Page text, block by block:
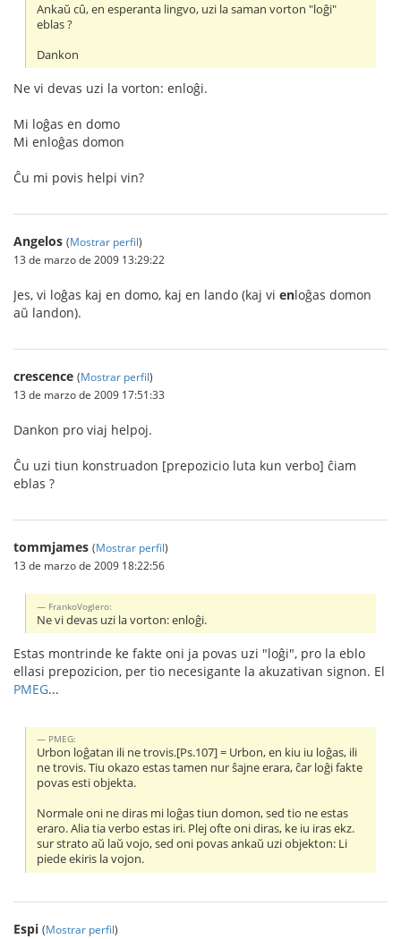
Ankaŭ cû, en esperanta lingvo, uzi la saman vorton "loĝi"
eblas ?
Dankon
Ne vi devas uzi la vorton: enloĝi.
Mi loĝas en domo
Mi enloĝas domon
Ĉu mi povis helpi vin?
Angelos (Mostrar perfil)
13 de marzo de 2009 13:29:22
Jes, vi loĝas kaj en domo, kaj en lando (kaj vi enloĝas domon
aŭ landon).
crescence (Mostrar perfil)
13 de marzo de 2009 17:51:33
Dankon pro viaj helpoj.
Ĉu uzi tiun konstruadon [prepozicio luta kun verbo] ĉiam
eblas ?
tommjames (Mostrar perfil)
13 de marzo de 2009 18:22:56
FrankoVoglero:
Ne vi devas uzi la vorton: enloĝi.
Estas montrinde ke fakte oni ja povas uzi "loĝi", pro la eblo
ellasi prepozicion, per tio necesigante la akuzativan signon. El
PMEG...
PMEG:
Urbon loĝatan ili ne trovis.[Ps.107] = Urbon, en kiu iu loĝas, ili
ne trovis. Tiu okazo estas tamen nur ŝajne erara, ĉar loĝi fakte
povas esti objekta.
Normale oni ne diras mi loĝas tiun domon, sed tio ne estas
eraro. Alia tia verbo estas iri. Plej ofte oni diras, ke iu iras ekz.
sur strato aŭ laŭ vojo, sed oni povas ankaŭ uzi objekton: Li
piede ekiris la vojon.
Espi (Mostrar perfil)